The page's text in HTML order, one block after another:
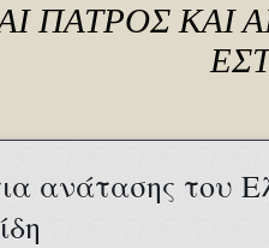
ΠΑΤΡΟΣ ΚΑΙ
ανάτασης του